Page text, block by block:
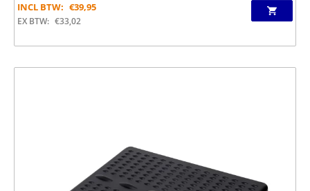
INCL BTW: €39,95
EX BTW: €33,02